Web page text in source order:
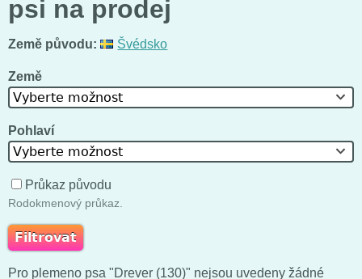
psi na prodej
Země původu: Švédsko
Země
Vyberte možnost
Pohlaví
Vyberte možnost
Průkaz původu
Rodokmenový průkaz.
Pro plemeno psa "Drever (130)" nejsou uvedeny žádné